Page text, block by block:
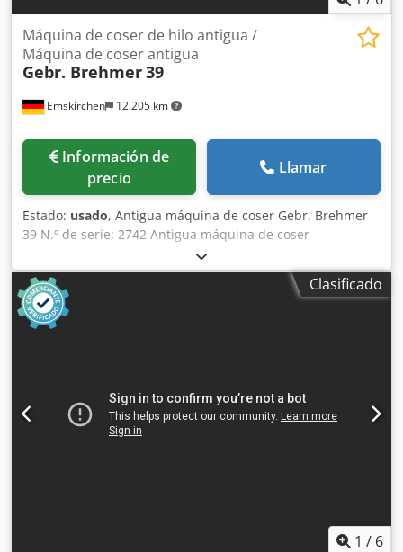
Emskirchen 12.205 km
Máquina de coser de hilo antigua /
Máquina de coser antigua
Gebr. Brehmer39
Información de
precio
Llamar
Estado: usado, Antigua máquina de coser Gebr. Brehmer
39 N.º de serie: 2742 Antigua máquina de coser
bellamente elaborada Cedpswtw Dgsfx Acieha Inspección
en vídeo online por WhatsApp - MS Zoom - Telegram En
stock en Emskirchen/Núremberg - Disponible de inmediato
- Se puede probar
Clasificado
1 / 6